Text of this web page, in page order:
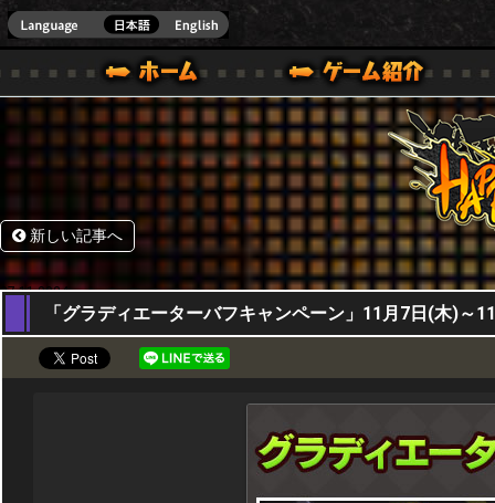
ONE VER.]
ガイド
ル｜HAPPY WARS(ハッピーウォーズ)公式サイト [ XBOX 360,XBOX ONE VER.]
サポート | HAPPY WARS(ハッピーウォーズ)公式サイ
新しい記事へ
07,11,2024
「グラディエーターバフキャンペーン」11月7日(木)～